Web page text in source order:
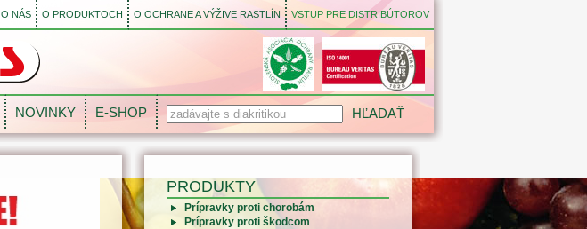
O NÁS O PRODUKTOCH O OCHRANE A VÝŽIVE RASTLÍN VSTUP PRE DISTRIBÚTOROV
NOVINKY E-SHOP
PRODUKTY
Prípravky proti chorobám
Prípravky proti škodcom